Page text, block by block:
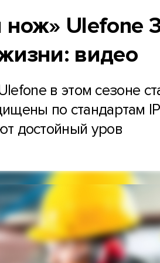
Ulefone
видео
в этом сезоне
по стандартам
достойный уров